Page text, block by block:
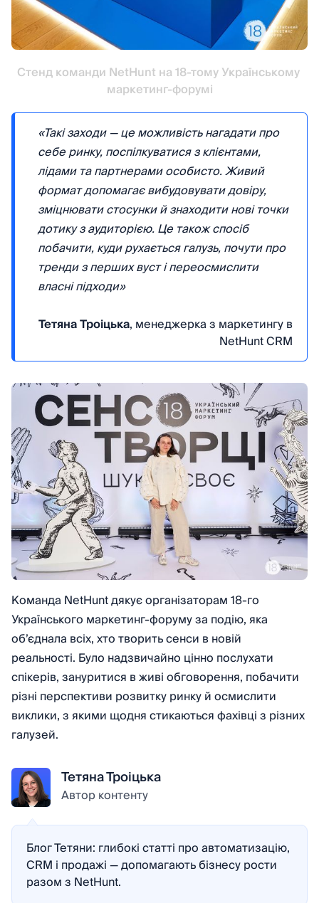
Стенд команди NetHunt на 18-тому Українському
маркетинг-форумі
«Такі заходи — це можливість нагадати про
себе ринку, поспілкуватися з клієнтами,
лідами та партнерами особисто. Живий
формат допомагає вибудовувати довіру,
зміцнювати стосунки й знаходити нові точки
дотику з аудиторією. Це також спосіб
побачити, куди рухається галузь, почути про
тренди з перших вуст і переосмислити
власні підходи»
Тетяна Троіцька, менеджерка з маркетингу в
NetHunt CRM
Команда NetHunt дякує організаторам 18-го
Українського маркетинг-форуму за подію, яка
об’єднала всіх, хто творить сенси в новій
реальності. Було надзвичайно цінно послухати
спікерів, зануритися в живі обговорення, побачити
різні перспективи розвитку ринку й осмислити
виклики, з якими щодня стикаються фахівці з різних
галузей.
Тетяна Троіцька
Автор контенту
Блог Тетяни: глибокі статті про автоматизацію,
CRM і продажі — допомагають бізнесу рости
разом з NetHunt.